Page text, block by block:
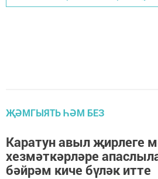
ҖӘМГЫЯТЬ ҺӘМ БЕЗ
Каратун авыл җирлеге
хезмәткәрләре
бәйрәм киче бүләк итте